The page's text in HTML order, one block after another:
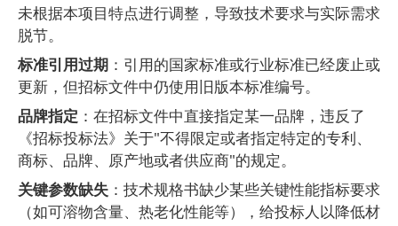
未根据本项目特点进行调整，导致技术要求与实际需求
脱节。
标准引用过期 ：引用的国家标准或行业标准已经废止或
更新，但招标文件中仍使用旧版本标准编号。
品牌指定 ：在招标文件中直接指定某一品牌，违反了
《招标投标法》关于"不得限定或者指定特定的专利、
商标、品牌、原产地或者供应商"的规定。
关键参数缺失 ：技术规格书缺少某些关键性能指标要求
（如可溶物含量、热老化性能等），给投标人以降低材